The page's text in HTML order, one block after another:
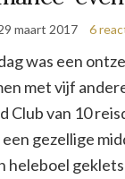
maart 2017 6
was een
met vijf
Club van 10
gezellige
heleboel